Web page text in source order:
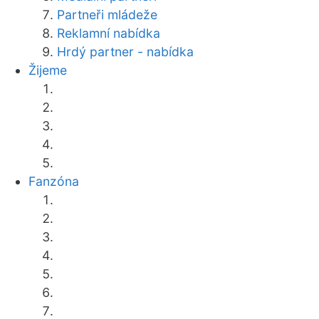
Partneři mládeže
Reklamní nabídka
Hrdý partner - nabídka
Žijeme
Fanzóna